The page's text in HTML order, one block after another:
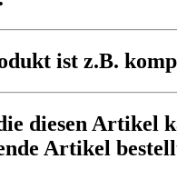
ist z.B.
diesen Artikel
Artikel